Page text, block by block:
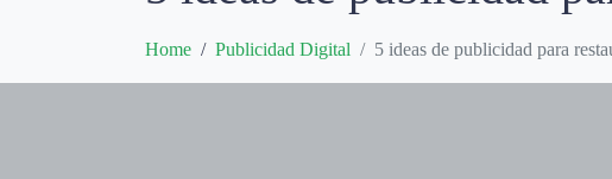
Home Publicidad Digital 5 ideas de publicidad para